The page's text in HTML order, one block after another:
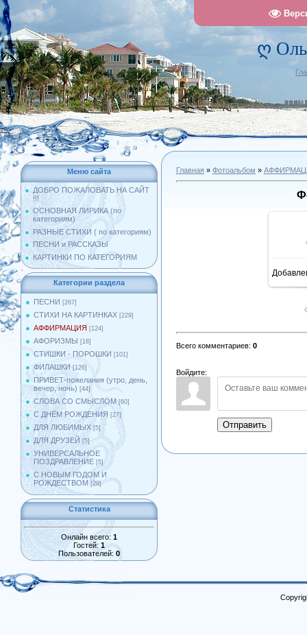
ღ
Меню сайта
ДОБРО ПОЖАЛОВАТЬ НА САЙТ
!!!
ОСНОВНАЯ ЛИРИКА (по
категориям)
РАЗНЫЕ СТИХИ ( по категориям)
ПЕСНИ и РАССКАЗЫ
КАРТИНКИ ПО КАТЕГОРИЯМ
Категории раздела
ПЕСНИ [267]
СТИХИ НА КАРТИНКАХ [229]
АФФИРМАЦИЯ [124]
АФОРИЗМЫ [18]
СТИШКИ - ПОРОШКИ [101]
ФИЛАШКИ [126]
ПРИВЕТ-пожелания (утро, день,
вечер, ночь) [44]
СЛОВА СО СМЫСЛОМ [60]
С ДНЁМ РОЖДЕНИЯ [27]
ДЛЯ ЛЮБИМЫХ [5]
ДЛЯ ДРУЗЕЙ [5]
УНИВЕРСАЛЬНОЕ
ПОЗДРАВЛЕНИЕ [5]
С НОВЫМ ГОДОМ И
РОЖДЕСТВОМ [29]
Статистика
Онлайн всего: 1
Гостей: 1
Пользователей: 0
Главная » Фотоальбом »
Всего комментариев: 0
Войдите:
Отправить